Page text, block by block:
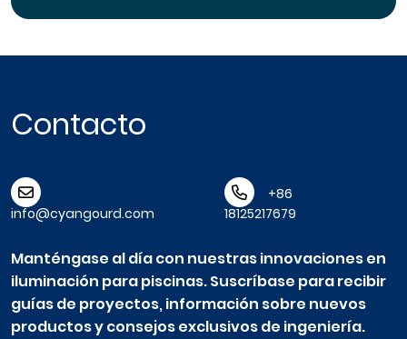
Contacto
info@cyangourd.com
+86
18125217679
Manténgase al día con nuestras innovaciones en
iluminación para piscinas. Suscríbase para recibir
guías de proyectos, información sobre nuevos
productos y consejos exclusivos de ingeniería.